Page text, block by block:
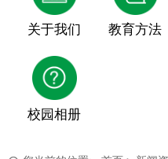
关于我们 教育方法
校园相册